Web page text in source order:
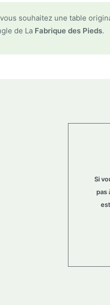
souhaitez une table
de La Fabrique des Pieds.
Si
pas